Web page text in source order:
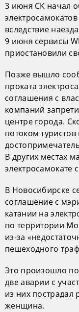
3 июня СК начал
вследствие
9 июня сервисы
приостановили
Позже вышло
проката
соглашения с
компаний
центре города.
потоком
В других местах
электросамокате
В Новосибирске
соглашение с
катании на
по территории
из-за
пешеходного
Это произошло
две аварии с
из них пострадал
женщина.